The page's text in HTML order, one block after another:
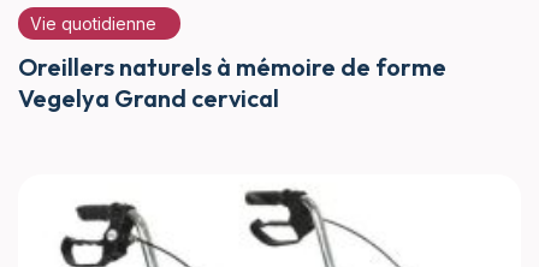
Vie quotidienne
Oreillers naturels à mémoire de forme
Vegelya Grand cervical